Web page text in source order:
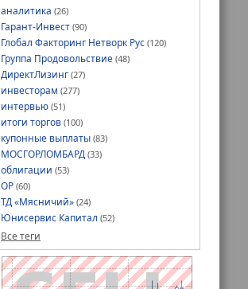
аналитика (26)
Гарант-Инвест (90)
Глобал Факторинг Нетворк Рус (120)
Группа Продовольствие (48)
ДиректЛизинг (27)
инвесторам (277)
интервью (51)
итоги торгов (100)
купонные выплаты (83)
МОСГОРЛОМБАРД (33)
облигации (53)
ОР (60)
ТД «Мясничий» (24)
Юнисервис Капитал (52)
Все теги